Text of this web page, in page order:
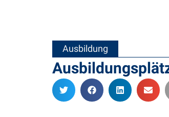
Ausbildung